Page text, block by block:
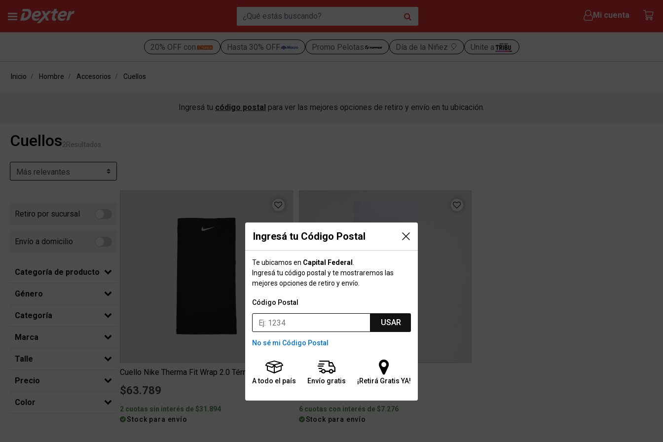
Mi cuenta
20% OFF con Hasta 30% OFF Promo Pelotas Día de la Niñez 🎈 Unite a
Ingresá tu Código Postal
Te ubicamos en Capital Federal
Ingresá tu código postal y te mostraremos las
mejores opciones de retiro y envío.
Código Postal
USAR
No sé mi Código Postal
A todo el país Envío gratis ¡Retirá Gratis YA!
Inicio Hombre Accesorios Cuellos
Ingresá tu código postal para ver las mejores opciones de retiro y envío en tu ubicación.
Cuellos2Resultados
Retiro por sucursal
Refine by Retiro por sucursal: Retiro por sucursal
Envío a domicilio
Refine by Envío a domicilio: Envio a domicilio
Categoría de producto
Género
Categoría
Marca
Talle
Precio
Color
Cuello Nike Therma Fit Wrap 2.0 Térmico
$63.789
2 cuotas sin interés de $31.894
Stock para envío
Gorra Puma Hyrox Multiscarf
6 cuotas con interés de $7.276
Stock para envío